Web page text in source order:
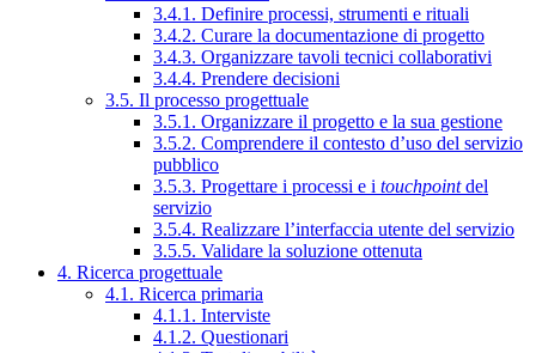
3.4.1. Definire processi, strumenti e rituali
3.4.2. Curare la documentazione di progetto
3.4.3. Organizzare tavoli tecnici collaborativi
3.4.4. Prendere decisioni
3.5. Il processo progettuale
3.5.1. Organizzare il progetto e la sua gestione
3.5.2. Comprendere il contesto d’uso del servizio
pubblico
3.5.3. Progettare i processi e i touchpointdel
servizio
3.5.4. Realizzare l’interfaccia utente del servizio
3.5.5. Validare la soluzione ottenuta
4. Ricerca progettuale
4.1. Ricerca primaria
4.1.1. Interviste
4.1.2. Questionari